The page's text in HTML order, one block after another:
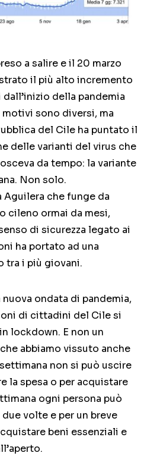
a salire e il 20 marzo
il più alto incremento
della pandemia
sono diversi, ma
del Cile ha puntato il
delle varianti del virus che
da tempo: la variante
Non solo.
Aguilera che funge da
cileno ormai da mesi,
di sicurezza legato ai
ha portato ad una
tra i più giovani.
ondata di pandemia,
di cittadini del Cile si
lockdown. E non un
abbiamo vissuto anche
non si può uscire
la spesa o per acquistare
ogni persona può
volte e per un breve
beni essenziali e